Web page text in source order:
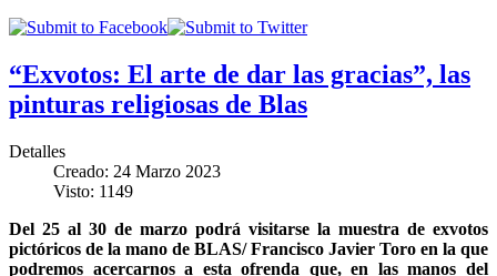
“Exvotos: El arte de dar las gracias”, las
pinturas religiosas de Blas
Detalles
Creado: 24 Marzo 2023
Visto: 1149
Del 25 al 30 de marzo podrá visitarse la muestra de exvotos
pictóricos de la mano de BLAS/ Francisco Javier Toro en la que
podremos acercarnos a esta ofrenda que, en las manos del